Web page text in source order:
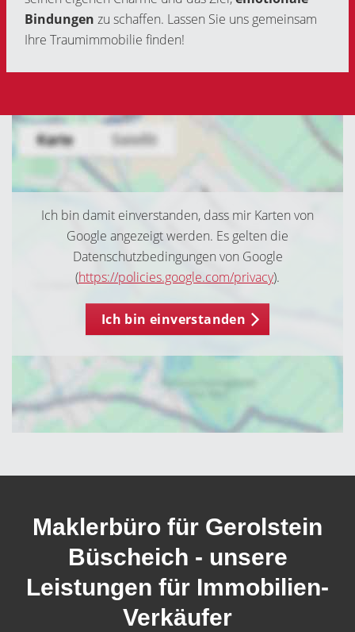
Bindungen zu schaffen. Lassen Sie uns gemeinsam
Ihre Traumimmobilie finden!
Ich bin damit einverstanden, dass mir Karten von
Google angezeigt werden. Es gelten die
Datenschutzbedingungen von Google
(https://policies.google.com/privacy).
Ich bin einverstanden
Maklerbüro für Gerolstein
Büscheich - unsere
Leistungen für Immobilien-
Verkäufer